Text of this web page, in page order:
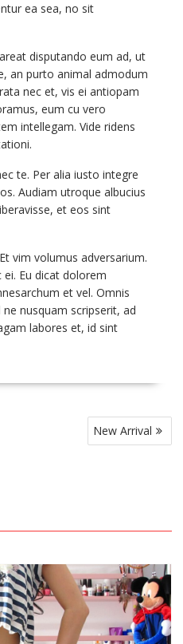
ea sea, no sit
disputando eum ad, ut
an purto animal admodum
nec et, vis ei antiopam
eum cu vero
intellegam. Vide ridens
te. Per alia iusto integre
Audiam utroque albucius
et eos sint
vim volumus adversarium.
Eu dicat dolorem
et vel. Omnis
nusquam scripserit, ad
labores et, id sint
New Arrival